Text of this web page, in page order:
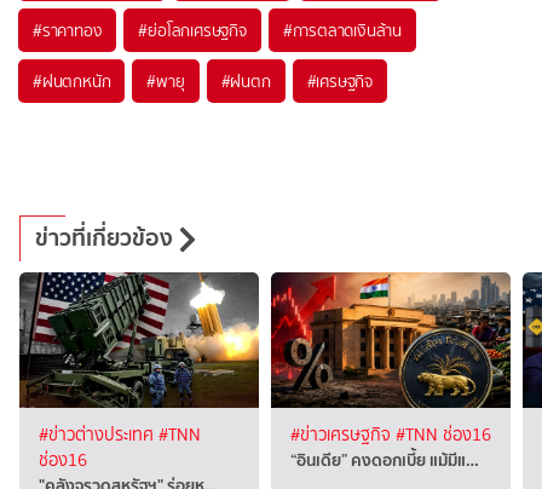
#ราคาทอง #ย่อโลกเศรษฐกิจ #การตลาดเงินล้าน
#ฝนตกหนัก #พายุ #ฝนตก #เศรษฐกิจ
ข่าวที่เกี่ยวข้อง
#ข่าวต่างประเทศ #TNN
ช่อง16
#ข่าวเศรษฐกิจ #TNN ช่อง16
“อินเดีย” คงดอกเบี้ย แม้มีแ…